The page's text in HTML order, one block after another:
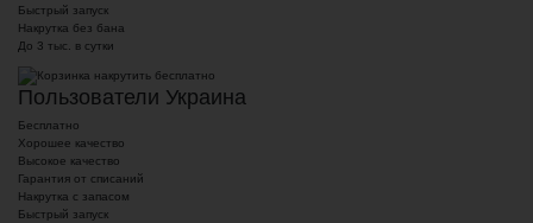
Быстрый запуск
Накрутка без бана
До 3 тыс. в сутки
накрутить бесплатно
Пользователи Украина
Бесплатно
Хорошее качество
Высокое качество
Гарантия от списаний
Накрутка с запасом
Быстрый запуск